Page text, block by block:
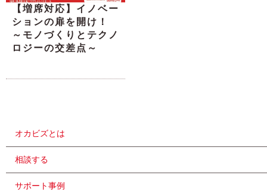
【増席対応】イノベー
ションの扉を開け！
～モノづくりとテクノ
ロジーの交差点～
オカビズとは
相談する
サポート事例